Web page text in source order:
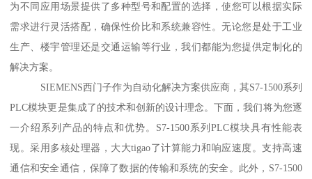
为不同应用场景提供了多种型号和配置的选择，使您可以根据实际
需求进行灵活搭配，确保性价比和系统兼容性。无论您是处于工业
生产、楼宇管理还是交通运输等行业，我们都能为您提供定制化的
解决方案。
SIEMENS西门子作为自动化解决方案供应商，其S7-1500系列
PLC模块更是集成了的技术和创新的设计理念。下面，我们将为您逐
一介绍系列产品的特点和优势。S7-1500系列PLC模块具有性能表
现。采用多核处理器，大大tigao了计算能力和响应速度。支持高速
通信和安全通信，保障了数据的传输和系统的安全。此外，S7-1500